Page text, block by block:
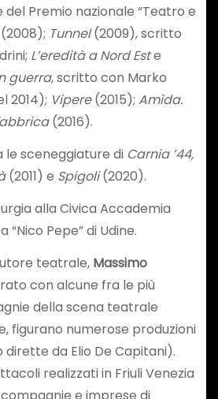
Premio nazionale “Teatro e
Tunnel(2009), scritto
L’eredità a Nord Este
guerra, scritto con Marko
2014); Vipere(2015); Amìda.
(2016).
le sceneggiature di Carnia ’44,
(2011) e Spigoli(2020).
alla Civica Accademia
Pepe” di Udine.
teatrale, Massimo
con alcune fra le più
della scena teatrale
figurano numerose produzioni
dirette da Elio De Capitani).
realizzati in Friuli Venezia
e imprese di